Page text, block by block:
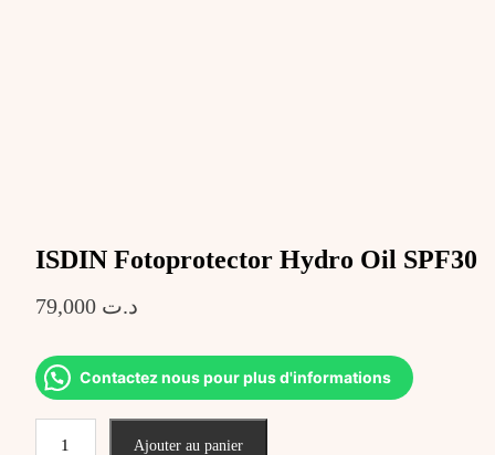
ISDIN Fotoprotector Hydro Oil SPF30
د.ت 79,000
Contactez nous pour plus d'informations
Ajouter au panier